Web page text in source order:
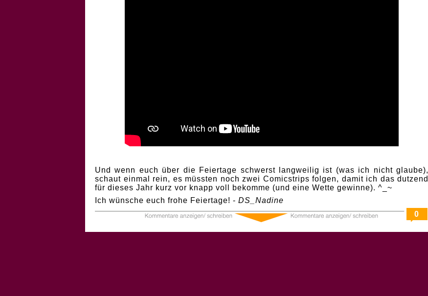
Und wenn euch über die Feiertage schwerst langweilig ist (was ich nicht glaube),
schaut einmal rein, es müssten noch zwei Comicstrips folgen, damit ich das dutzend
für dieses Jahr kurz vor knapp voll bekomme (und eine Wette gewinne). ^_~
Ich wünsche euch frohe Feiertage! - DS_Nadine
0